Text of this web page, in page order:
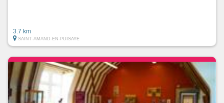
3.7 km
SAINT-AMAND-EN-PUISAYE